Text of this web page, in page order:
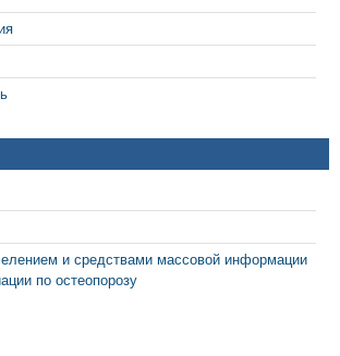
и средствами массовой информации
по остеопорозу